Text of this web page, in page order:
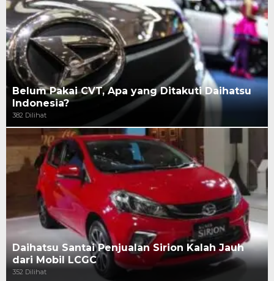
Belum Pakai CVT, Apa yang Ditakuti Daihatsu
Indonesia?
382 Dilihat
Daihatsu Santai Penjualan Sirion Kalah Jauh
dari Mobil LCGC
352 Dilihat